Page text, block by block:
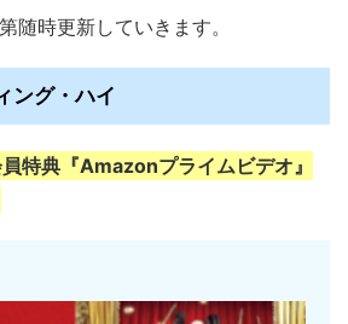
時更新していきます。
ング・ハイ
特典『Amazonプライムビデオ』